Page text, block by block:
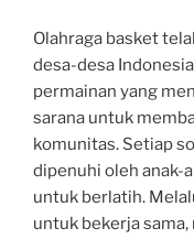
Olahraga basket
desa-desa
permainan yang
sarana untuk
komunitas. Setiap
dipenuhi oleh anak-
untuk berlatih.
untuk bekerja sama,